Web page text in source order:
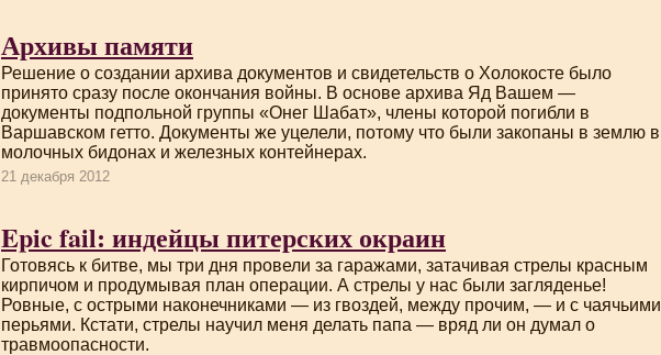
Архивы памяти
Решение о создании архива документов и свидетельств о Холокосте было
принято сразу после окончания войны. В основе архива Яд Вашем —
документы подпольной группы «Онег Шабат», члены которой погибли в
Варшавском гетто. Документы же уцелели, потому что были закопаны в землю в
молочных бидонах и железных контейнерах.
21 декабря 2012
Epic fail: индейцы питерских окраин
Готовясь к битве, мы три дня провели за гаражами, затачивая стрелы красным
кирпичом и продумывая план операции. А стрелы у нас были загляденье!
Ровные, с острыми наконечниками — из гвоздей, между прочим, — и с чаячьими
перьями. Кстати, стрелы научил меня делать папа — вряд ли он думал о
травмоопасности.